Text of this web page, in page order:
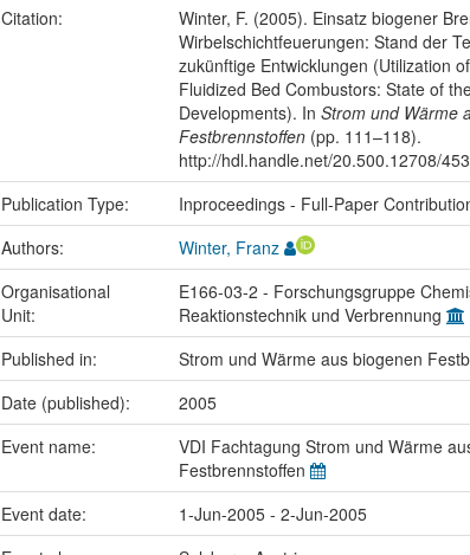
Citation:
Winter, F. (2005). Einsatz biogener
Wirbelschichtfeuerungen: Stand der
zukünftige Entwicklungen (Utilization
Fluidized Bed Combustors: State of
Developments). In Strom und Wärme
Festbrennstoffen(pp. 111–118).
http://hdl.handle.net/20.500.12708/
Publication Type: Inproceedings - Full-Paper
Authors:
Winter, Franz
Organisational
Unit:
E166-03-2 - Forschungsgruppe
Reaktionstechnik und Verbrennung
Published in: Strom und Wärme aus biogenen
Date (published):
2005
Event name:
VDI Fachtagung Strom und Wärme
Festbrennstoffen
Event date: 1-Jun-2005 - 2-Jun-2005